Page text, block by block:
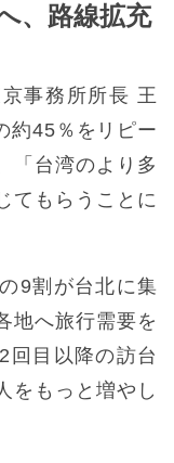
、路線拡充
事務所所長 王
約45％をリピー
「台湾のより多
てもらうことに
9割が台北に集
地へ旅行需要を
回目以降の訪台
をもっと増やし